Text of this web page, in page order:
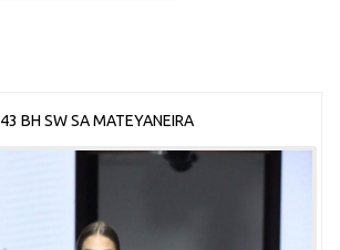
43 BH SW SA MATEYANEIRA